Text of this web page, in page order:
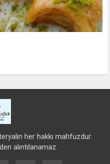
her hakkı mahfuzdur.
alıntılanamaz.